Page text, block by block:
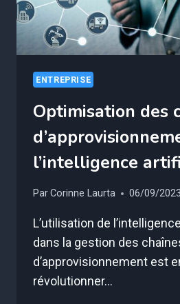
ENTREPRISE
Optimisation des
l’intelligence
ParCorinne Laurta 06/09/2023
L’utilisation de
dans la gestion des
d’approvisionnement est
révolutionner…